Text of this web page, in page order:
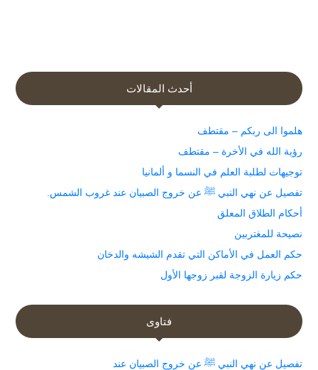
أحدث المقالات
هلموا الى ربكم – مقتطف
رؤية الله في الأخرة – مقتطف
توجيهات لطلبة العلم في النسما و ألمانيا
تفصيل عن نهي النبي ﷺ عن خروج الصبيان عند غروب الشمس.
أحكام الطلاق المعلق
نصيحة للمغتربين
حكم العمل في الأماكن التي تقدم الشيشه والدخان
حكم زيارة الزوجة لقبر زوجها الأول
فتاوى
تفصيل عن نهي النبي ﷺ عن خروج الصبيان عند